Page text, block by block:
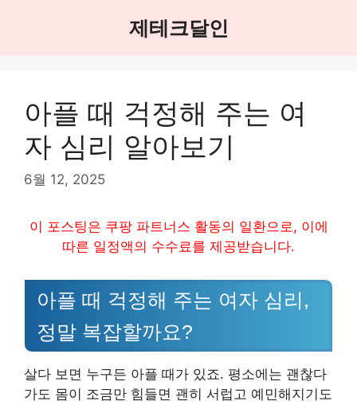
제테크달인
아플 때 걱정해 주는 여
자 심리 알아보기
6월 12, 2025
이 포스팅은 쿠팡 파트너스 활동의 일환으로, 이에
따른 일정액의 수수료를 제공받습니다.
아플 때 걱정해 주는 여자 심리,
정말 복잡할까요?
살다 보면 누구든 아플 때가 있죠. 평소에는 괜찮다
가도 몸이 조금만 힘들면 괜히 서럽고 예민해지기도